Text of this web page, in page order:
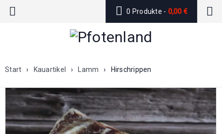
0 Produkte - 0,00€
Start › Kauartikel › Lamm › Hirschrippen